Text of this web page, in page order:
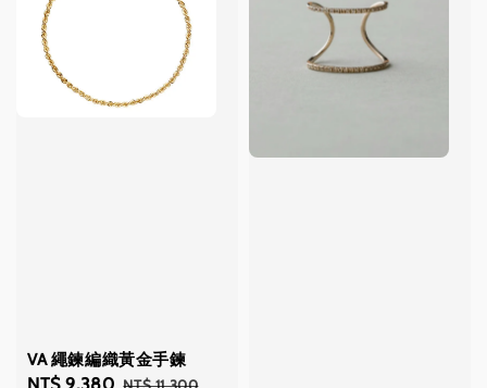
VA 繩鍊編織黃金手鍊